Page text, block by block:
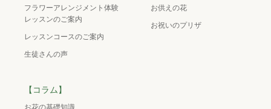
フラワーアレンジメント体験
レッスンのご案内
レッスンコースのご案内
生徒さんの声
お供えの花
お祝いのプリザ
【コラム】
お花の基礎知識